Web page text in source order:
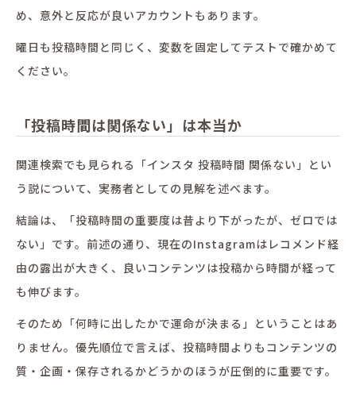
め、意外と反応が良いアカウントもあります。
曜日も投稿時間と同じく、変数を固定してテストで確かめて
ください。
「投稿時間は関係ない」は本当か
関連検索でも見られる「インスタ 投稿時間 関係ない」とい
う説について、実務者としての見解を述べます。
結論は、「投稿時間の重要度は昔より下がったが、ゼロでは
ない」です。前述の通り、現在のInstagramはレコメンド経
由の露出が大きく、良いコンテンツは投稿から時間が経って
も伸びます。
そのため「何時に出したかで運命が決まる」ということはあ
りません。優先順位で言えば、投稿時間よりもコンテンツの
質・企画・保存されるかどうかのほうが圧倒的に重要です。